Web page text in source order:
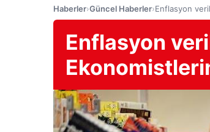
Haberler›Güncel Haberler›Enflasyon
Enflasyon